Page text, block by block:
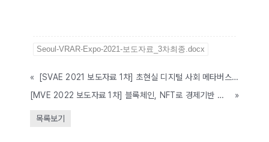
Seoul-VRAR-Expo-2021-보도자료_3차최종.docx
«
[SVAE 2021 보도자료 1차] 초현실 디지털 사회 메타버스, 디지털 뉴딜을 선도하다’...
[MVE 2022 보도자료 1차] 블록체인, NFT로 경제기반 다진 메타버스 시대 도래, ‘2022 메타버스 엑스포’
»
목록보기